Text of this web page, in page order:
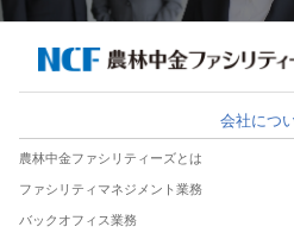
会社につ
農林中金ファシリティーズとは
ファシリティマネジメント業務
バックオフィス業務